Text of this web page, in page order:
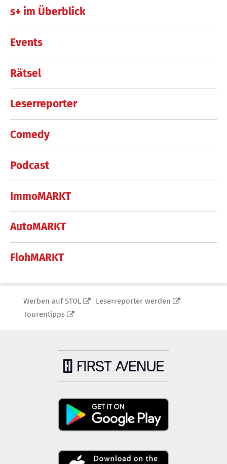
s+ im Überblick
Events
Rätsel
Leserreporter
Comedy
Podcast
ImmoMARKT
AutoMARKT
FlohMARKT
Werben auf STOL
Leserreporter werden
Tourentipps